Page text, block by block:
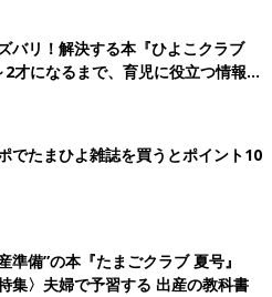
バリ！解決する本『ひよこクラブ
になるまで、育児に役立つ情報が
でたまひよ雑誌を買うとポイント10
準備”の本『たまごクラブ 夏号』
集〉夫婦で予習する 出産の教科書